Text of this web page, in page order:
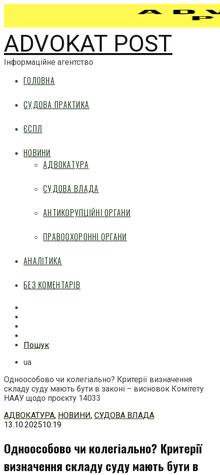
ADVOKAT POST
Інформаційне агентство
ГОЛОВНА
СУДОВА ПРАКТИКА
ЄСПЛ
НОВИНИ
АДВОКАТУРА
СУДОВА ВЛАДА
АНТИКОРУПЦІЙНІ ОРГАНИ
ПРАВООХОРОННІ ОРГАНИ
АНАЛІТИКА
БЕЗ КОМЕНТАРІВ
Пошук
ua
Одноособово чи колегіально? Критерії визначення
складу суду мають бути в законі – висновок Комітету
НААУ щодо проєкту 14033
Перейти
до
АДВОКАТУРА, НОВИНИ, СУДОВА ВЛАДА
13.10.202510:19
Одноособово чи колегіально? Критерії
визначення складу суду мають бути в